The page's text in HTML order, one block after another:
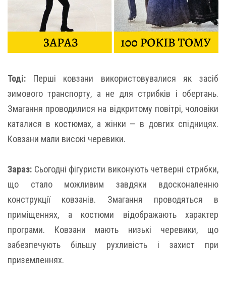
Тоді: Перші ковзани використовувалися як засіб
зимового транспорту, а не для стрибків і обертань.
Змагання проводилися на відкритому повітрі, чоловіки
каталися в костюмах, а жінки — в довгих спідницях.
Ковзани мали високі черевики.
Зараз: Сьогодні фігуристи виконують четверні стрибки,
що стало можливим завдяки вдосконаленню
конструкції ковзанів. Змагання проводяться в
приміщеннях, а костюми відображають характер
програми. Ковзани мають низькі черевики, що
забезпечують більшу рухливість і захист при
приземленнях.